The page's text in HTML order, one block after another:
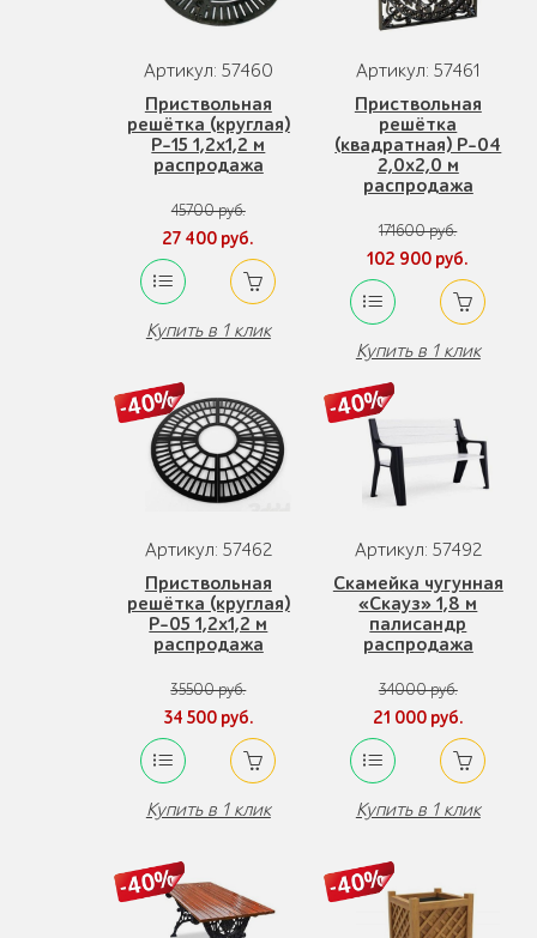
Артикул: 57460
Приствольная
решётка (круглая)
Р-15 1,2x1,2 м
распродажа
45700 руб.
27 400 руб.
Купить в 1 клик
Артикул: 57461
Приствольная
решётка
(квадратная) Р-04
2,0x2,0 м
распродажа
171600 руб.
102 900 руб.
Купить в 1 клик
Артикул: 57462
Приствольная
решётка (круглая)
Р-05 1,2x1,2 м
распродажа
35500 руб.
34 500 руб.
Купить в 1 клик
Артикул: 57492
Скамейка чугунная
«Скауз» 1,8 м
палисандр
распродажа
34000 руб.
21 000 руб.
Купить в 1 клик